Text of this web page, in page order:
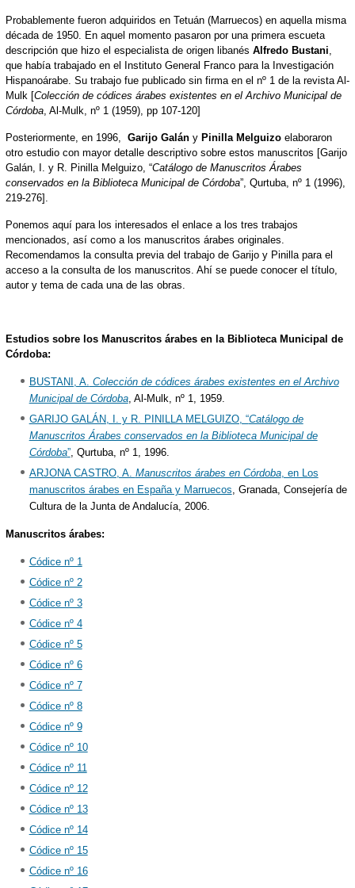
Probablemente fueron adquiridos en Tetuán (Marruecos) en aquella misma
década de 1950. En aquel momento pasaron por una primera escueta
descripción que hizo el especialista de origen libanés Alfredo Bustani,
que había trabajado en el Instituto General Franco para la Investigación
Hispanoárabe. Su trabajo fue publicado sin firma en el nº 1 de la revista Al-
Mulk [Colección de códices árabes existentes en el Archivo Municipal de
Córdoba, Al-Mulk, nº 1 (1959), pp 107-120]
Posteriormente, en 1996, Garijo Galán yPinilla Melguizoelaboraron
otro estudio con mayor detalle descriptivo sobre estos manuscritos [Garijo
Galán, I. y R. Pinilla Melguizo, “Catálogo de Manuscritos Árabes
conservados en la Biblioteca Municipal de Córdoba”, Qurtuba, nº 1 (1996),
219-276].
Ponemos aquí para los interesados el enlace a los tres trabajos
mencionados, así como a los manuscritos árabes originales.
Recomendamos la consulta previa del trabajo de Garijo y Pinilla para el
acceso a la consulta de los manuscritos. Ahí se puede conocer el título,
autor y tema de cada una de las obras.
Estudios sobre los Manuscritos árabes en la Biblioteca Municipal de
Córdoba:
BUSTANI, A. Colección de códices árabes existentes en el Archivo
Municipal de Córdoba, Al-Mulk, nº 1, 1959.
GARIJO GALÁN, I. y R. PINILLA MELGUIZO, “Catálogo de
Manuscritos Árabes conservados en la Biblioteca Municipal de
Córdoba”, Qurtuba, nº 1, 1996.
ARJONA CASTRO, A. Manuscritos árabes en Córdoba, en Los
manuscritos árabes en España y Marruecos, Granada, Consejería de
Cultura de la Junta de Andalucía, 2006.
Manuscritos árabes:
Códice nº 1
Códice nº 2
Códice nº 3
Códice nº 4
Códice nº 5
Códice nº 6
Códice nº 7
Códice nº 8
Códice nº 9
Códice nº 10
Códice nº 11
Códice nº 12
Códice nº 13
Códice nº 14
Códice nº 15
Códice nº 16